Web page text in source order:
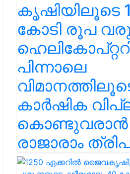
കൃഷിയിലൂടെ
കോടി രൂപ
പിന്നാലെ
കാർഷിക
രാജാരാം